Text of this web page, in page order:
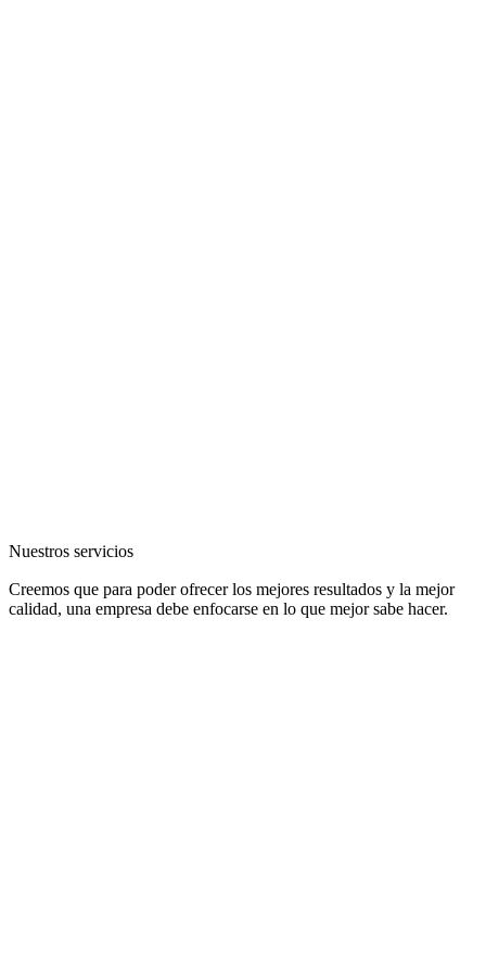
Nuestros servicios
Creemos que para poder ofrecer los mejores resultados y la mejor
calidad, una empresa debe enfocarse en lo que mejor sabe hacer.